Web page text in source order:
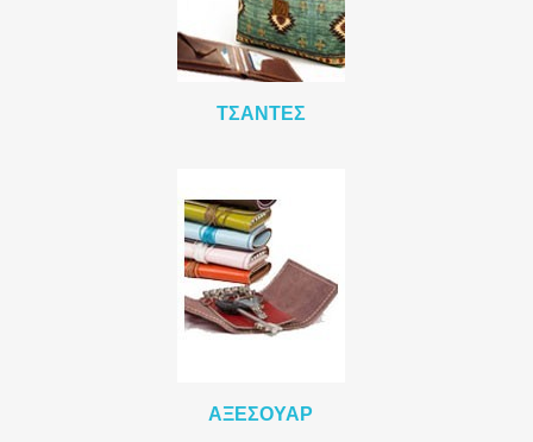
ΤΣΆΝΤΕΣ
ΑΞΕΣΟΥΆΡ